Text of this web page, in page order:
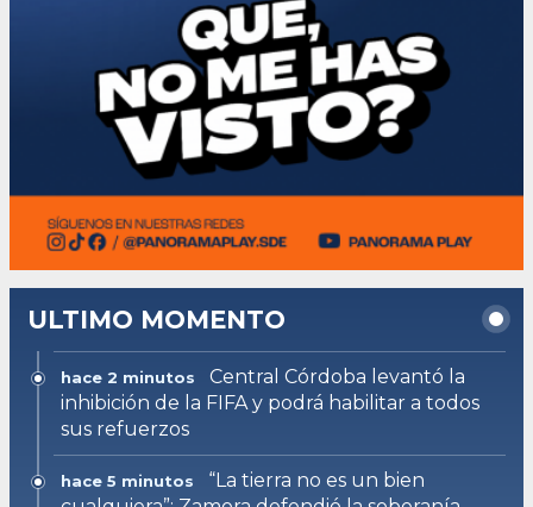
ULTIMO MOMENTO
hace 2 minutos
Central Córdoba levantó la
inhibición de la FIFA y podrá habilitar a todos
sus refuerzos
hace 5 minutos
“La tierra no es un bien